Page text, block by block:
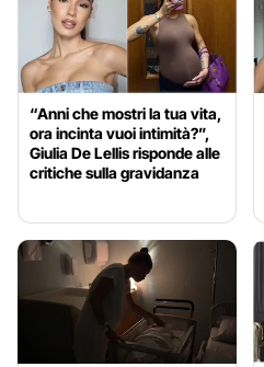
“Anni che mostri la tua vita,
ora incinta vuoi intimità?”,
Giulia De Lellis risponde alle
critiche sulla gravidanza